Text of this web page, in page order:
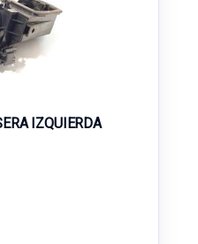
IZQUIERDA